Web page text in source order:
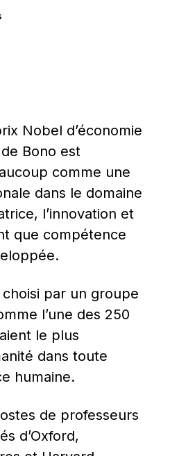
Nobel d’économie
Bono est
comme une
dans le domaine
l’innovation et
que compétence
par un groupe
l’une des 250
le plus
dans toute
humaine.
de professeurs
d’Oxford,